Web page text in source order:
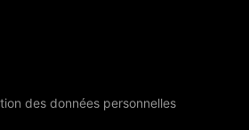
des données personnelles